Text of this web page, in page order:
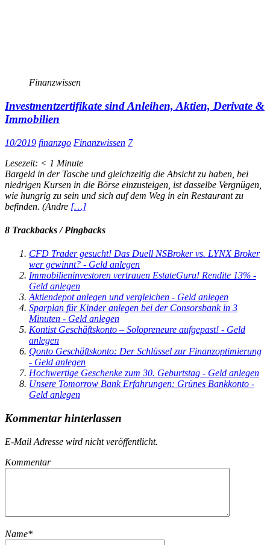
Finanzwissen
Investmentzertifikate sind Anleihen, Aktien, Derivate &
Immobilien
10/2019 finanzgo Finanzwissen 7
Lesezeit: < 1 Minute
Bargeld in der Tasche und gleichzeitig die Absicht zu haben, bei
niedrigen Kursen in die Börse einzusteigen, ist dasselbe Vergnügen,
wie hungrig zu sein und sich auf dem Weg in ein Restaurant zu
befinden. (Andre […]
8 Trackbacks / Pingbacks
CFD Trader gesucht! Das Duell NSBroker vs. LYNX Broker
wer gewinnt? - Geld anlegen
Immobilieninvestoren vertrauen EstateGuru! Rendite 13% -
Geld anlegen
Aktiendepot anlegen und vergleichen - Geld anlegen
Sparplan für Kinder anlegen bei der Consorsbank in 3
Minuten - Geld anlegen
Kontist Geschäftskonto – Solopreneure aufgepast! - Geld
anlegen
Qonto Geschäftskonto: Der Schlüssel zur Finanzoptimierung
- Geld anlegen
Hochwertige Geschenke zum 30. Geburtstag - Geld anlegen
Unsere Tomorrow Bank Erfahrungen: Grünes Bankkonto -
Geld anlegen
Kommentar hinterlassen
E-Mail Adresse wird nicht veröffentlicht.
Kommentar
Name*